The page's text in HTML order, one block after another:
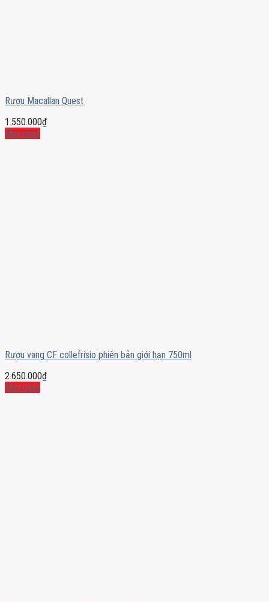
Rượu Macallan Quest
1.550.000₫
Mua ngay
Rượu vang CF collefrisio phiên bản giới hạn 750ml
2.650.000₫
Mua ngay